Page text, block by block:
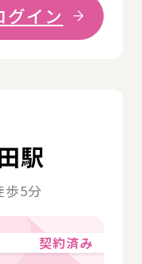
グイン
駅
5分
契約済み